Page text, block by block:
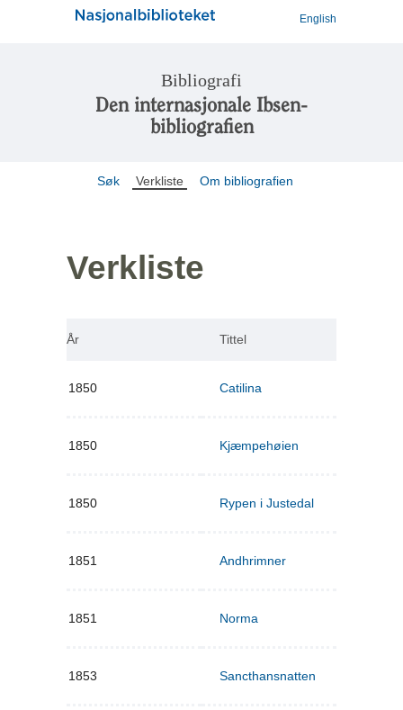
English
Bibliografi
Den internasjonale Ibsen-
bibliografien
Søk Verkliste Om bibliografien
Verkliste
År Tittel
1850 Catilina
1850 Kjæmpehøien
1850 Rypen i Justedal
1851 Andhrimner
1851 Norma
1853 Sancthansnatten